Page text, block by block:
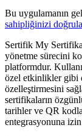
Bu uygulamanın
sahipliğinizi
Sertifik My
yönetme sürecini
platformdur.
özel etkinlikler gibi
özelleştirmesini
sertifikaların
tarihler ve QR
entegrasyonuna